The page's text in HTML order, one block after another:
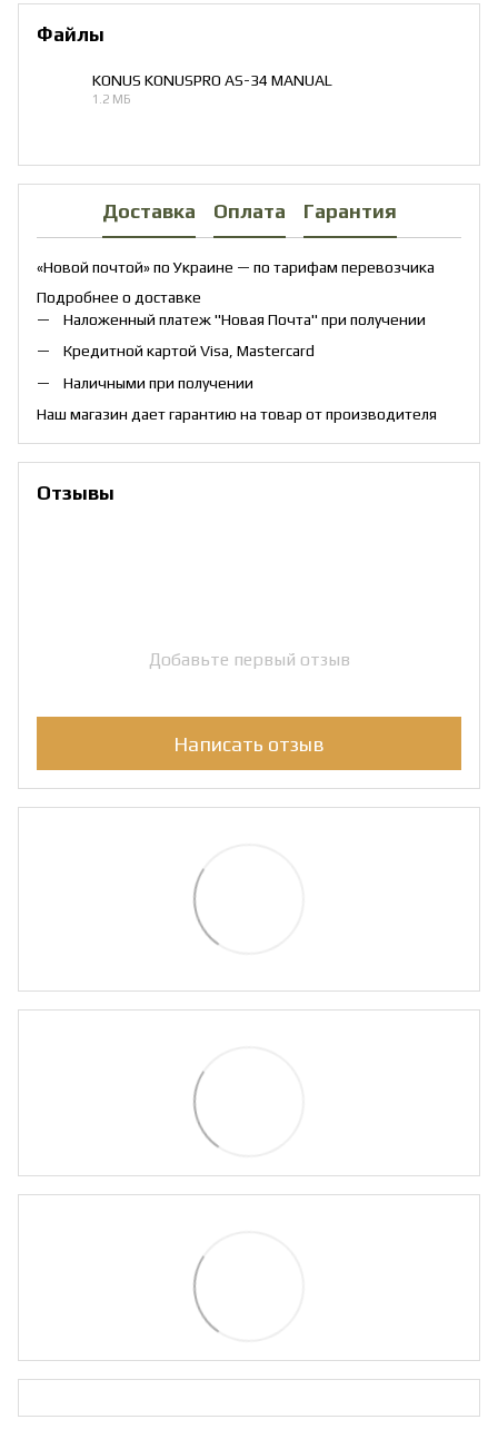
Файлы
KONUS KONUSPRO AS-34 MANUAL
1.2 МБ
Доставка Оплата Гарантия
«Новой почтой» по Украине — по тарифам перевозчика
Подробнее о доставке
Наложенный платеж "Новая Почта" при получении
Кредитной картой Visa, Mastercard
Наличными при получении
Наш магазин дает гарантию на товар от производителя
Отзывы
Добавьте первый отзыв
Написать отзыв